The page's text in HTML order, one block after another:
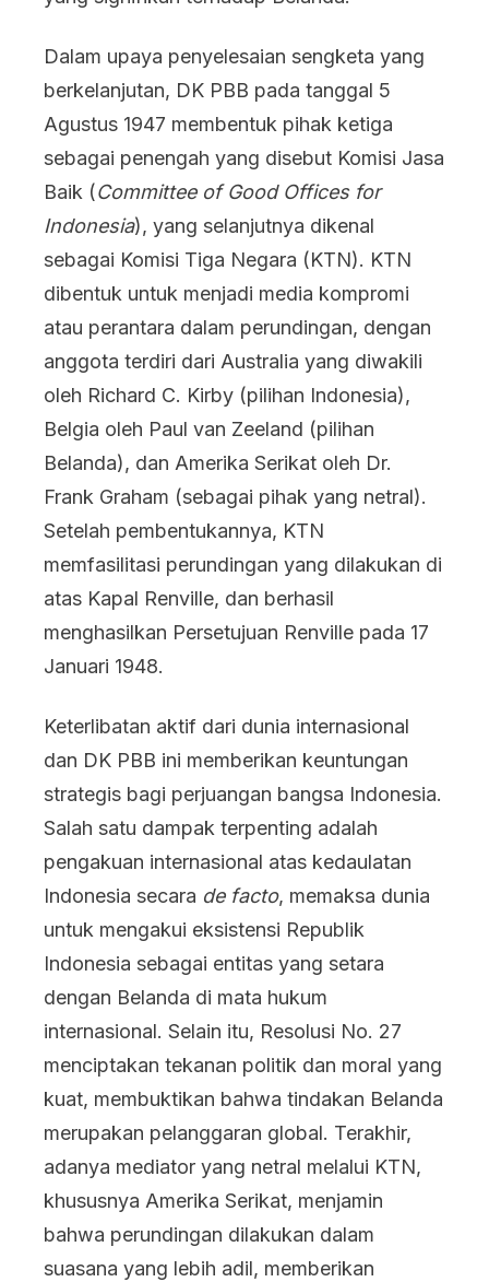
Dalam upaya penyelesaian sengketa yang
berkelanjutan, DK PBB pada tanggal 5
Agustus 1947 membentuk pihak ketiga
sebagai penengah yang disebut Komisi Jasa
Baik (Committee of Good Offices for
Indonesia), yang selanjutnya dikenal
sebagai Komisi Tiga Negara (KTN). KTN
dibentuk untuk menjadi media kompromi
atau perantara dalam perundingan, dengan
anggota terdiri dari Australia yang diwakili
oleh Richard C. Kirby (pilihan Indonesia),
Belgia oleh Paul van Zeeland (pilihan
Belanda), dan Amerika Serikat oleh Dr.
Frank Graham (sebagai pihak yang netral).
Setelah pembentukannya, KTN
memfasilitasi perundingan yang dilakukan di
atas Kapal Renville, dan berhasil
menghasilkan Persetujuan Renville pada 17
Januari 1948.
Keterlibatan aktif dari dunia internasional
dan DK PBB ini memberikan keuntungan
strategis bagi perjuangan bangsa Indonesia.
Salah satu dampak terpenting adalah
pengakuan internasional atas kedaulatan
Indonesia secara de facto, memaksa dunia
untuk mengakui eksistensi Republik
Indonesia sebagai entitas yang setara
dengan Belanda di mata hukum
internasional. Selain itu, Resolusi No. 27
menciptakan tekanan politik dan moral yang
kuat, membuktikan bahwa tindakan Belanda
merupakan pelanggaran global. Terakhir,
adanya mediator yang netral melalui KTN,
khususnya Amerika Serikat, menjamin
bahwa perundingan dilakukan dalam
suasana yang lebih adil, memberikan